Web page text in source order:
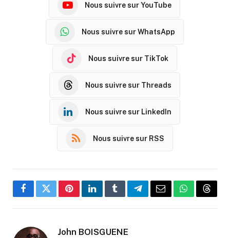
Nous suivre sur YouTube
Nous suivre sur WhatsApp
Nous suivre sur TikTok
Nous suivre sur Threads
Nous suivre sur LinkedIn
Nous suivre sur RSS
FacebookTwitterPinterestLinkedInTumblrTelegramEmailWhatsApp
John BOISGUENE